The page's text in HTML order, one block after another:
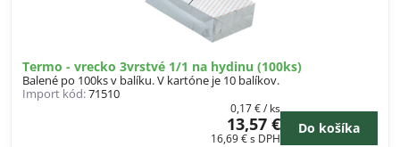
Termo - vrecko 3vrstvé 1/1 na hydinu (100ks)
Balené po 100ks v balíku. V kartóne je 10 balíkov.
Import kód:71510
13,57 €
16,69 €s DPH
0,17 €/ ks
Do košíka